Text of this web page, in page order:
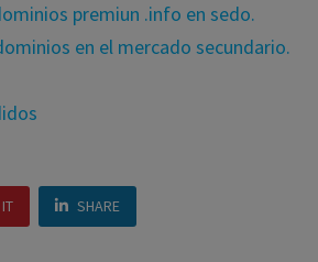
premiun .info en sedo.
en el mercado secundario.
SHARE